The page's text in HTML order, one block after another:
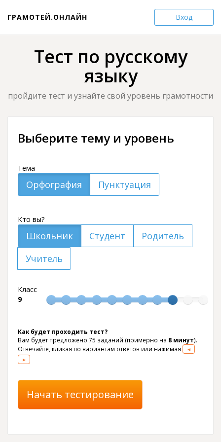
Вход
ГРАМОТЕЙ.ОНЛАЙН
Тест по русскому
языку
пройдите тест и узнайте свой уровень грамотности
Выберите тему и уровень
Тема
Орфография Пунктуация
Кто вы?
Школьник Студент
Родитель
Учитель
Класс
9
Как будет проходить тест?
Вам будет предложено 75 заданий (примерно на 8 минут).
Отвечайте, кликая по вариантам ответов или нажимая
◂
▸
Начать тестирование